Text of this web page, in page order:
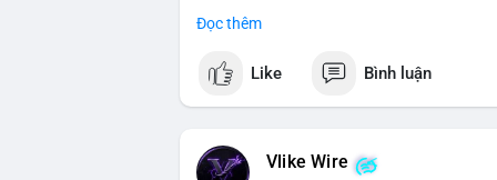
Nhận định phân tích:
chưa xác nhận cho thấy dấu hiệu của
mục. Với mức giá hiện tại, động thái
quyết định áp lực cung ngắn hạn lên thị
xuất hiện dòng tiền lớn, nhưng chưa đủ
Đọc thêm
Like Bình luận
Vlike Wire